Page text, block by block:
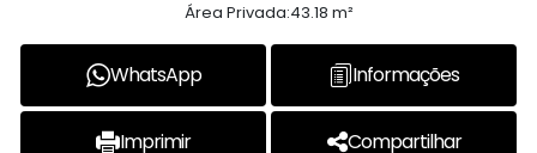
Área Privada:43.18 m²
WhatsApp Informações
Imprimir Compartilhar